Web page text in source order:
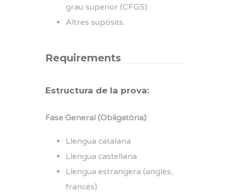
grau superior (CFGS).
Altres supòsits.
Requirements
Estructura de la prova:
Fase General (Obligatòria):
Llengua catalana
Llengua castellana
Llengua estrangera (anglès,
francès)